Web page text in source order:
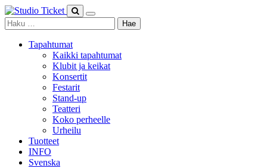
Skip
to
content
Haku:
Tapahtumat
Kaikki tapahtumat
Klubit ja keikat
Konsertit
Festarit
Stand-up
Teatteri
Koko perheelle
Urheilu
Tuotteet
INFO
Svenska